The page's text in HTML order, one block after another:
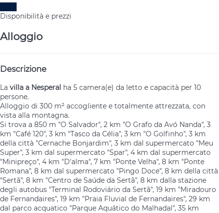
Disponibilità e prezzi
Alloggio
Descrizione
La villa a Nesperal ha 5 camera(e) da letto e capacità per 10
persone.
Alloggio di 300 m² accogliente e totalmente attrezzata, con
vista alla montagna.
Si trova a 850 m "O Salvador", 2 km "O Grafo da Avó Nanda", 3
km "Café 120", 3 km "Tasco da Célia", 3 km "O Golfinho", 3 km
della città "Cernache Bonjardim", 3 km dal supermercato "Meu
Super", 3 km dal supermercato "Spar", 4 km dal supermercato
"Minipreço", 4 km "D'alma", 7 km "Ponte Velha", 8 km "Ponte
Romana", 8 km dal supermercato "Pingo Doce", 8 km della città
"Sertã", 8 km "Centro de Saúde da Sertã", 8 km dalla stazione
degli autobus "Terminal Rodoviário da Sertã", 19 km "Miradouro
de Fernandaires", 19 km "Praia Fluvial de Fernandaires", 29 km
dal parco acquatico "Parque Aquático do Malhadal", 35 km